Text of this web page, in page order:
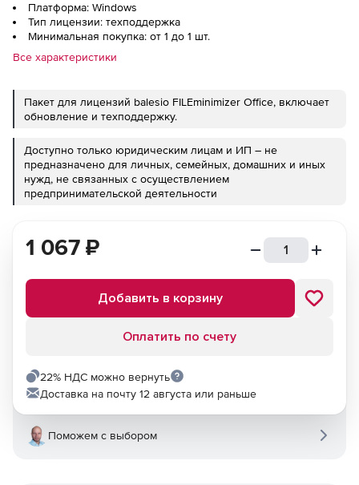
Платформа: Windows
Тип лицензии: техподдержка
Минимальная покупка: от 1 до 1 шт.
Все характеристики
Пакет для лицензий balesio FILEminimizer Office, включает
обновление и техподдержку.
Доступно только юридическим лицам и ИП – не
предназначено для личных, семейных, домашних и иных
нужд, не связанных с осуществлением
предпринимательской деятельности
1 067 ₽
Добавить в корзину
Оплатить по счету
22% НДС можно вернуть
Доставка на почту 12 августа или раньше
Поможем с выбором